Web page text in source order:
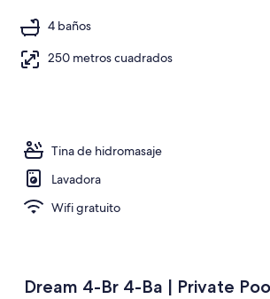
4 baños
250 metros cuadrados
Tina de hidromasaje
Lavadora
Wifi gratuito
Dream 4-Br 4-Ba | Private